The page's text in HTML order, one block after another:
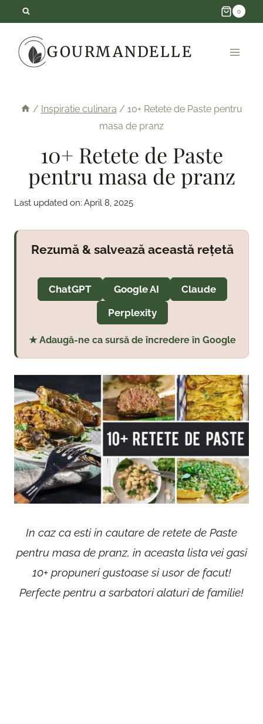
content
0
GOURMANDELLE
/ Inspiratie culinara / 10+ Retete de Paste pentru
masa de pranz
10+ Retete de Paste
pentru masa de pranz
Last updated on: April 8, 2025
Rezumă & salvează această rețetă
ChatGPT Google AI
Claude
Perplexity
★ Adaugă-ne ca sursă de încredere în Google
In caz ca esti in cautare de retete de Paste
pentru masa de pranz, in aceasta lista vei gasi
10+ propuneri gustoase si usor de facut!
Perfecte pentru a sarbatori alaturi de familie!